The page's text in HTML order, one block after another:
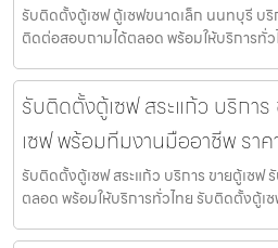
รับติดตั้งตู้เซฟ ตู้เซฟขนาดเล็ก นนทบุรี บ
ติดต่อสอบถามได้ตลอด พร้อมให้บริการทั่ว
รับติดตั้งตู้เซฟ สระแก้ว บริกา
เซฟ พร้อมทีมงานมืออาชีพ รา
รับติดตั้งตู้เซฟ สระแก้ว บริการ ขายตู้เซ
ตลอด พร้อมให้บริการทั่วไทย รับติดตั้งตู้เ